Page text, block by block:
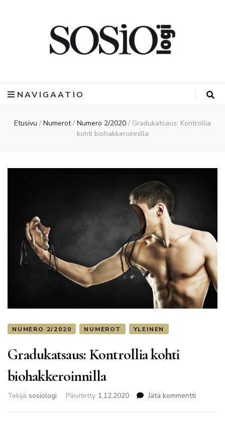
NAVIGAATIO
Etusivu / Numerot/ Numero 2/2020 / Gradukatsaus: Kontrollia
kohti biohakkeroinnilla
NUMERO 2/2020 NUMEROT YLEINEN
Gradukatsaus: Kontrollia kohti
biohakkeroinnilla
Tekijä sosiologi Päivitetty 1.12.2020 Jätä kommentti